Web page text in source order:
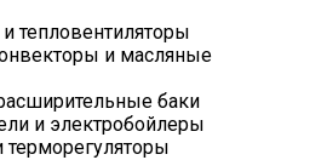
тепловентиляторы
и масляные
баки
и электробойлеры
терморегуляторы